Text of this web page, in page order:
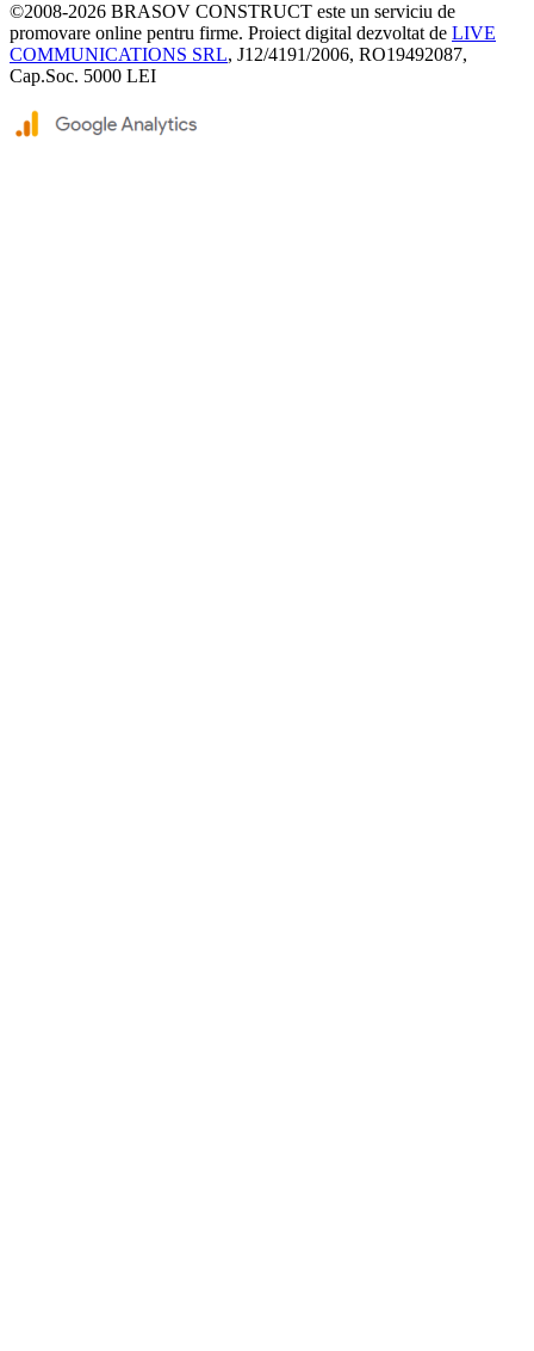
©2008-2026 BRASOV CONSTRUCT este un serviciu de
promovare online pentru firme. Proiect digital dezvoltat de LIVE
COMMUNICATIONS SRL, J12/4191/2006, RO19492087,
Cap.Soc. 5000 LEI